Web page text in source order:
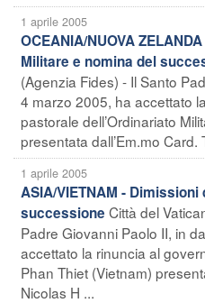
1 aprile 2005
OCEANIA/NUOVA
Militare e nomina del
(Agenzia Fides) - Il Santo
4 marzo 2005, ha accettato
pastorale dell’Ordinariato
presentata dall’Em.mo Card.
1 aprile 2005
ASIA/VIETNAM -
successione Città del
Padre Giovanni Paolo II, in
accettato la rinuncia al
Phan Thiet (Vietnam)
Nicolas H ...